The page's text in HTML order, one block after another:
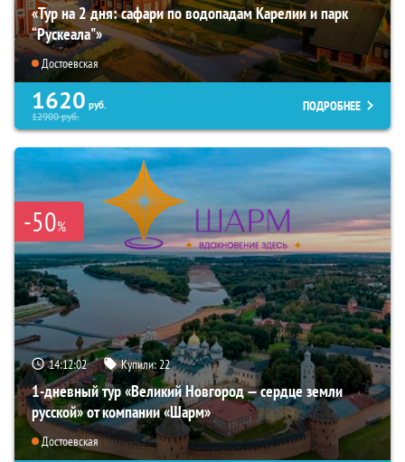
«Тур на 2 дня: сафари по водопадам Карелии и парк
“Рускеала"»
Достоевская
1620 руб.
12900руб.
ПОДРОБНЕЕ
-50%
14:12:00 Купили:22
1-дневный тур «Великий Новгород — сердце земли
русской» от компании «Шарм»
Достоевская